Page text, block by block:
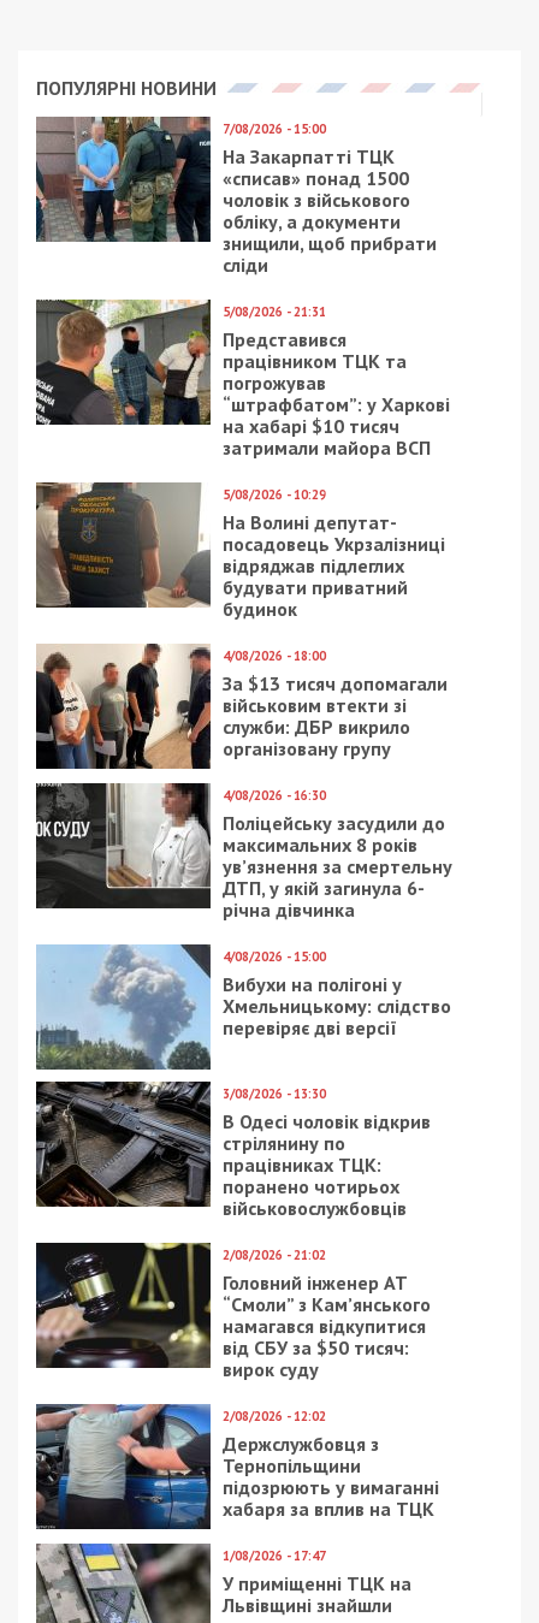
Так, в системе «Приват24» днепрянина Алексея
Солоненко оповестили, что он выиграл один из
призов. После чего ему поступило сообщение о
том, что произошел сбой, и это сообщение не
должно было отправиться ему. Сам Алексей
обратился в службу поддержки банка, где его
заверили в том, что сообщение – не ошибка.
Также ответили, что после полного подведения
итогов с ним свяжется представитель банка,
чтобы он смог получить приз.
При этом, на утро следующего дня уже другая
представительница службы поддержки
написала, что очень огорчена ситуацией, но он
таки не в списке победителей.